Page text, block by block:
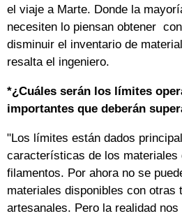
el viaje a Marte. Donde la
necesiten lo piensan obtener
disminuir el inventario de
resalta el ingeniero.
*¿Cuáles serán los límites
importantes que deberán
"Los límites están dados
características de los materiales
filamentos. Por ahora no se
materiales disponibles con
artesanales. Pero la realidad